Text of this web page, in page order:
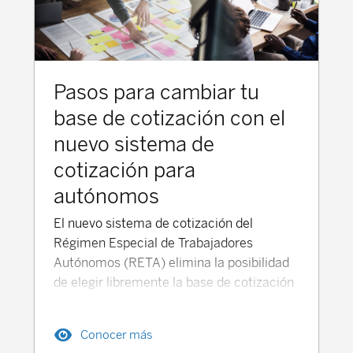
Pasos para cambiar tu
base de cotización con el
nuevo sistema de
cotización para
autónomos
El nuevo sistema de cotización del
Régimen Especial de Trabajadores
Autónomos (RETA) elimina la posibilidad
de elegir libremente la base de cotización
sistema de determinación de la base y la
Conocer más